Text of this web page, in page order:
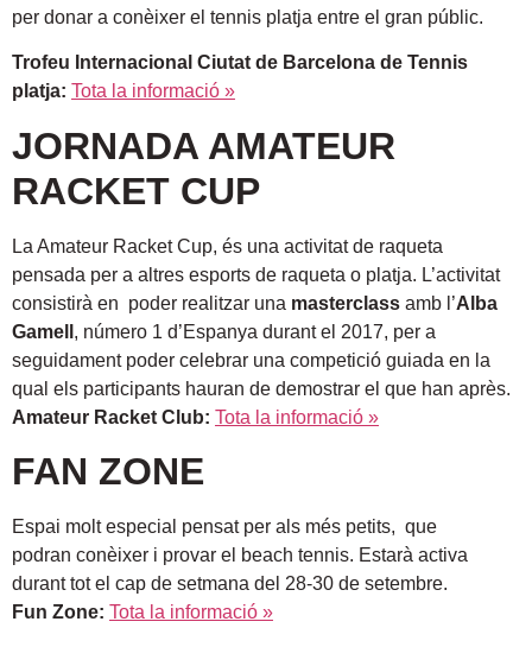
per donar a conèixer el tennis platja entre el gran públic.
Trofeu Internacional Ciutat de Barcelona de Tennis
platja: Tota la informació »
JORNADA AMATEUR
RACKET CUP
La Amateur Racket Cup, és una activitat de raqueta
pensada per a altres esports de raqueta o platja. L’activitat
consistirà en poder realitzar una masterclass amb l’Alba
Gamell , número 1 d’Espanya durant el 2017, per a
seguidament poder celebrar una competició guiada en la
qual els participants hauran de demostrar el que han après.
Amateur Racket Club: Tota la informació »
FAN ZONE
Espai molt especial pensat per als més petits, que
podran conèixer i provar el beach tennis. Estarà activa
durant tot el cap de setmana del 28-30 de setembre.
Fun Zone: Tota la informació »